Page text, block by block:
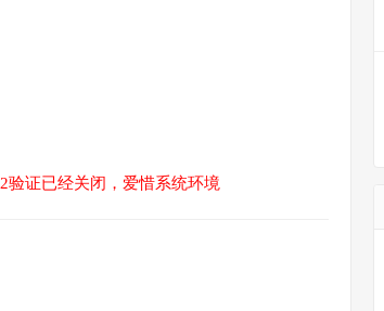
验证已经关闭，爱惜系统环境